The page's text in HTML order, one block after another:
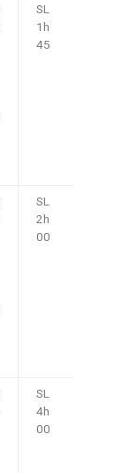
SL
1h
45
SL
2h
00
SL
4h
00